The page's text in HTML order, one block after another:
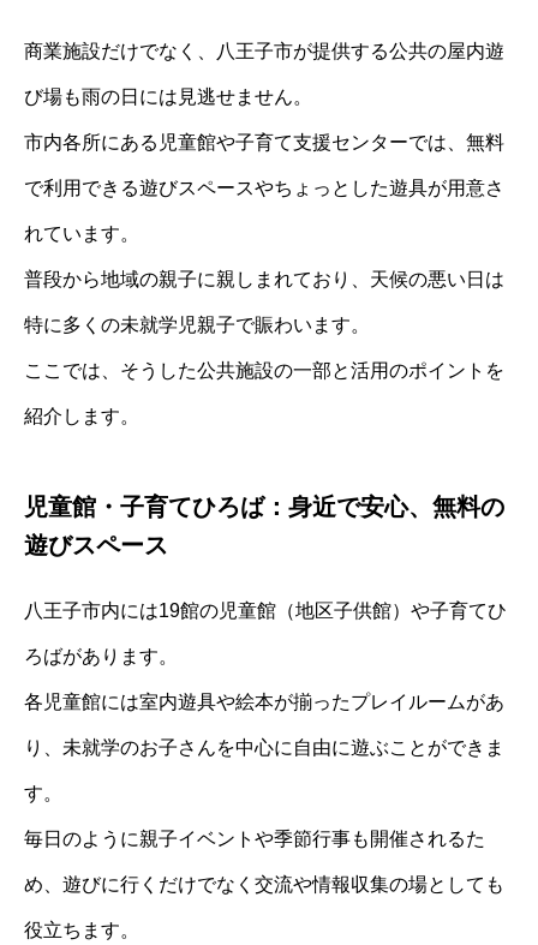
商業施設だけでなく、八王子市が提供する公共の屋内遊
び場も雨の日には見逃せません。
市内各所にある児童館や子育て支援センターでは、無料
で利用できる遊びスペースやちょっとした遊具が用意さ
れています。
普段から地域の親子に親しまれており、天候の悪い日は
特に多くの未就学児親子で賑わいます。
ここでは、そうした公共施設の一部と活用のポイントを
紹介します。
児童館・子育てひろば：身近で安心、無料の
遊びスペース
八王子市内には19館の児童館（地区子供館）や子育てひ
ろばがあります。
各児童館には室内遊具や絵本が揃ったプレイルームがあ
り、未就学のお子さんを中心に自由に遊ぶことができま
す。
毎日のように親子イベントや季節行事も開催されるた
め、遊びに行くだけでなく交流や情報収集の場としても
役立ちます。